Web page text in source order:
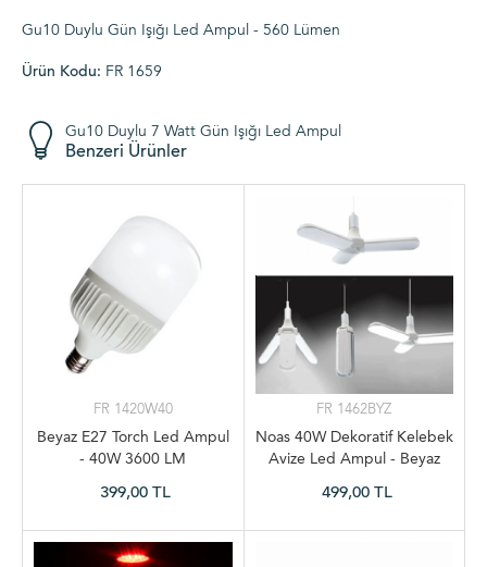
Gu10 Duylu Gün Işığı Led Ampul - 560 Lümen
Ürün Kodu: FR 1659
Gu10 Duylu 7 Watt Gün Işığı Led Ampul
Benzeri Ürünler
FR 1420W40
Beyaz E27 Torch Led Ampul
- 40W 3600 LM
399,00 TL
FR 1462BYZ
Noas 40W Dekoratif Kelebek
Avize Led Ampul - Beyaz
499,00 TL